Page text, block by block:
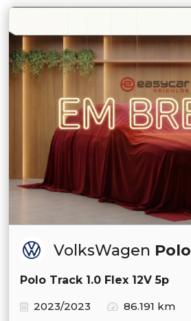
VolksWagen Polo
Polo Track 1.0 Flex 12V 5p
2023/2023
86.191 km